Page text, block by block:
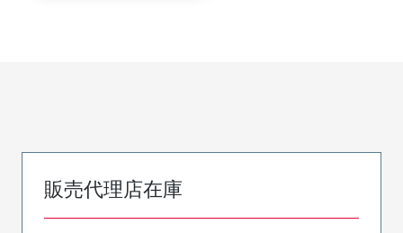
販売代理店在庫